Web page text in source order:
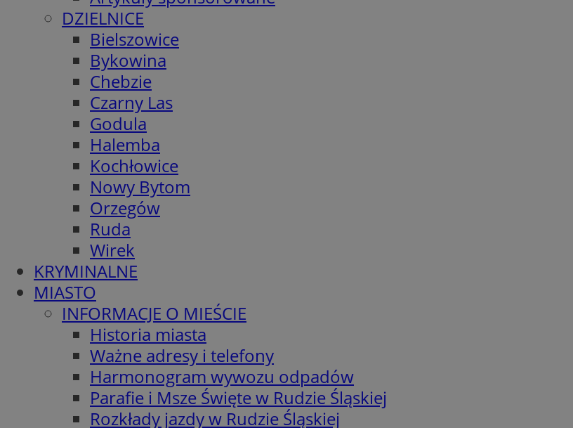
DZIELNICE
Bielszowice
Bykowina
Chebzie
Czarny Las
Godula
Halemba
Kochłowice
Nowy Bytom
Orzegów
Ruda
Wirek
KRYMINALNE
MIASTO
INFORMACJE O MIEŚCIE
Historia miasta
Ważne adresy i telefony
Harmonogram wywozu odpadów
Parafie i Msze Święte w Rudzie Śląskiej
Rozkłady jazdy w Rudzie Śląskiej